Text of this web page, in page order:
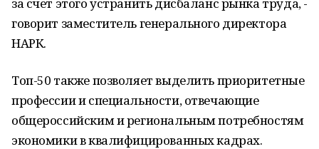
говорит заместитель генерального директора
НАРК.
Топ-50 также позволяет выделить приоритетные
профессии и специальности, отвечающие
общероссийским и региональным потребностям
экономики в квалифицированных кадрах.